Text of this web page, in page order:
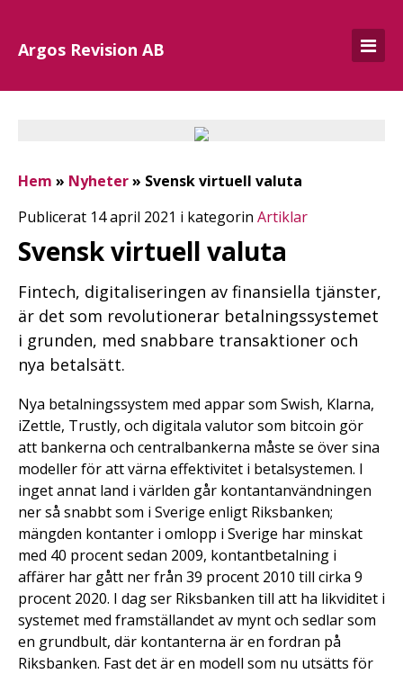
Argos Revision AB
Hem » Nyheter» Svensk virtuell valuta
Publicerat 14 april 2021 i kategorin Artiklar
Svensk virtuell valuta
Fintech, digitaliseringen av finansiella tjänster,
är det som revolutionerar betalningssystemet
i grunden, med snabbare transaktioner och
nya betalsätt.
Nya betalningssystem med appar som Swish, Klarna,
iZettle, Trustly, och digitala valutor som bitcoin gör
att bankerna och centralbankerna måste se över sina
modeller för att värna effektivitet i betalsystemen. I
inget annat land i världen går kontantanvändningen
ner så snabbt som i Sverige enligt Riksbanken;
mängden kontanter i omlopp i Sverige har minskat
med 40 procent sedan 2009, kontantbetalning i
affärer har gått ner från 39 procent 2010 till cirka 9
procent 2020. I dag ser Riksbanken till att ha likviditet i
systemet med framställandet av mynt och sedlar som
en grundbult, där kontanterna är en fordran på
Riksbanken. Fast det är en modell som nu utsätts för